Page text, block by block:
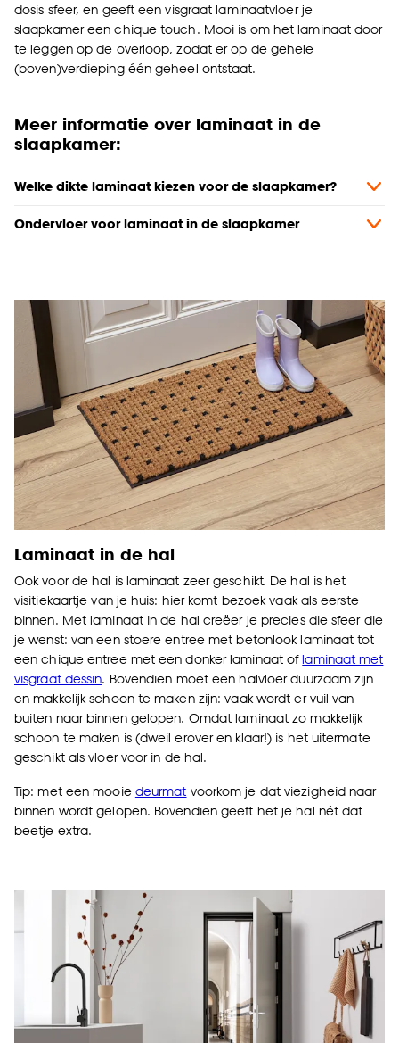
dosis sfeer, en geeft een visgraat laminaatvloer je
slaapkamer een chique touch. Mooi is om het laminaat door
te leggen op de overloop, zodat er op de gehele
(boven)verdieping één geheel ontstaat.
Meer informatie over laminaat in de
slaapkamer:
Welke dikte laminaat kiezen voor de slaapkamer?
Ondervloer voor laminaat in de slaapkamer
Laminaat in de hal
Ook voor de hal is laminaat zeer geschikt. De hal is het
visitiekaartje van je huis: hier komt bezoek vaak als eerste
binnen. Met laminaat in de hal creëer je precies die sfeer die
je wenst: van een stoere entree met betonlook laminaat tot
een chique entree met een donker laminaat oflaminaat met
visgraat dessin. Bovendien moet een halvloer duurzaam zijn
en makkelijk schoon te maken zijn: vaak wordt er vuil van
buiten naar binnen gelopen. Omdat laminaat zo makkelijk
schoon te maken is (dweil erover en klaar!) is het uitermate
geschikt als vloer voor in de hal.
Tip: met een mooie deurmat voorkom je dat viezigheid naar
binnen wordt gelopen. Bovendien geeft het je hal nét dat
beetje extra.